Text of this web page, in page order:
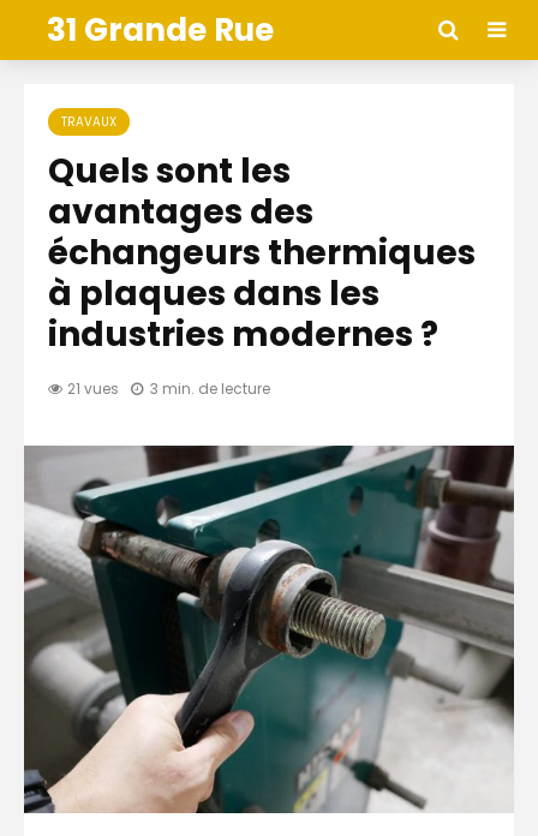
31 Grande Rue
TRAVAUX
Quels sont les
avantages des
échangeurs thermiques
à plaques dans les
industries modernes ?
21 vues 3 min. de lecture